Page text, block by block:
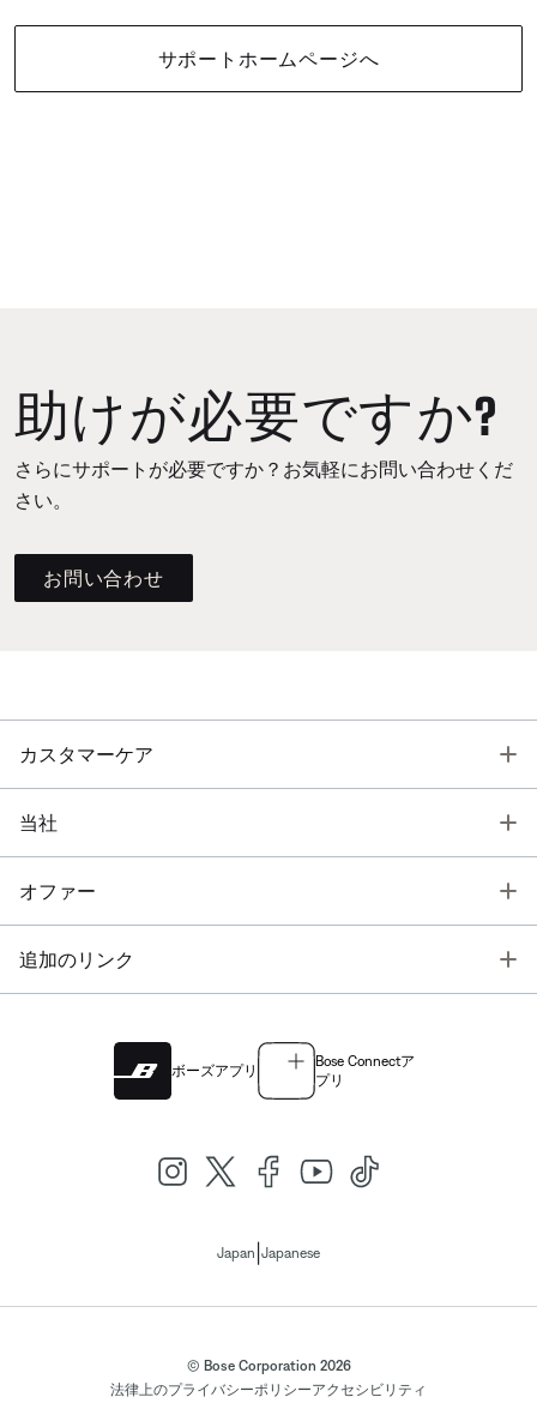
サポートホームページへ
助けが必要ですか?
さらにサポートが必要ですか？お気軽にお問い合わせくだ
さい。
お問い合わせ
カスタマーケア
当社
オファー
追加のリンク
ボーズアプリ
Bose Connectア
プリ
Japan Japanese
© Bose Corporation 2026
法律上のプライバシーポリシーアクセシビリティ